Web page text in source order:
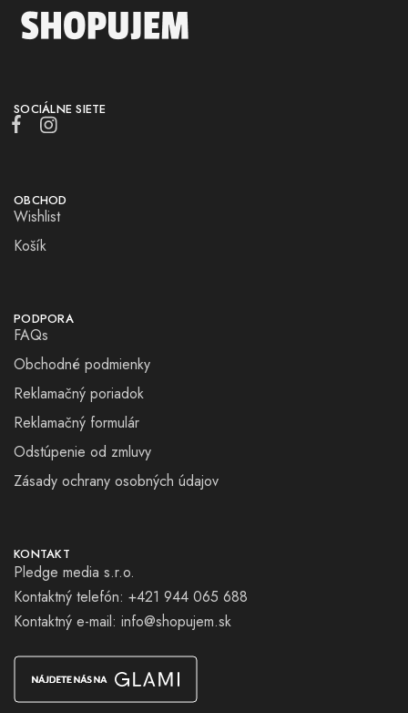
SOCIÁLNE SIETE
OBCHOD
Wishlist
Košík
PODPORA
FAQs
Obchodné podmienky
Reklamačný poriadok
Reklamačný formulár
Odstúpenie od zmluvy
Zásady ochrany osobných údajov
KONTAKT
Pledge media s.r.o.
Kontaktný telefón: +421 944 065 688
Kontaktný e-mail: info@shopujem.sk